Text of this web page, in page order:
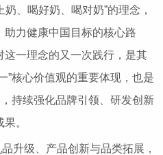
、喝好奶、喝对奶”的理念，
力健康中国目标的核心路
一理念的又一次践行，是其
”核心价值观的重要体现，也是
持续强化品牌引领、研发创新
。
升级、产品创新与品类拓展，